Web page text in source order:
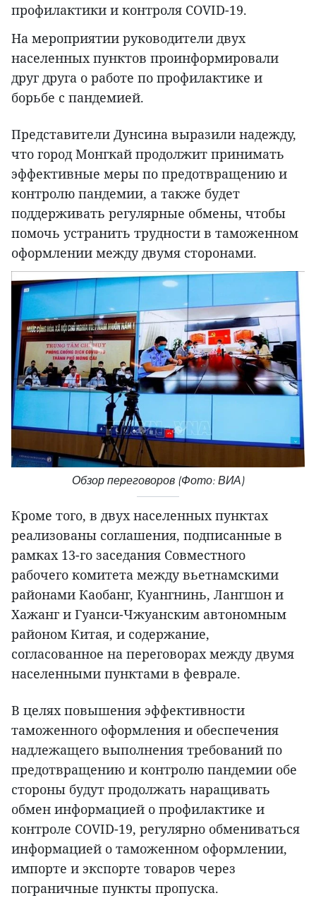
профилактики и контроля COVID-19.
На мероприятии руководители двух
населенных пунктов проинформировали
друг друга о работе по профилактике и
борьбе с пандемией.
Представители Дунсина выразили надежду,
что город Монгкай продолжит принимать
эффективные меры по предотвращению и
контролю пандемии, а также будет
поддерживать регулярные обмены, чтобы
помочь устранить трудности в таможенном
оформлении между двумя сторонами.
Обзор переговоров (Фото: ВИА)
Кроме того, в двух населенных пунктах
реализованы соглашения, подписанные в
рамках 13-го заседания Совместного
рабочего комитета между вьетнамскими
районами Каобанг, Куангнинь, Лангшон и
Хажанг и Гуанси-Чжуанским автономным
районом Китая, и содержание,
согласованное на переговорах между двумя
населенными пунктами в феврале.
В целях повышения эффективности
таможенного оформления и обеспечения
надлежащего выполнения требований по
предотвращению и контролю пандемии обе
стороны будут продолжать наращивать
обмен информацией о профилактике и
контроле COVID-19, регулярно обмениваться
информацией о таможенном оформлении,
импорте и экспорте товаров через
пограничные пункты пропуска.